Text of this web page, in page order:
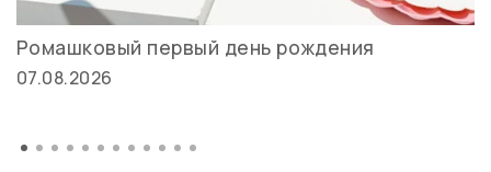
Ромашковый первый день рождения
07.08.2026